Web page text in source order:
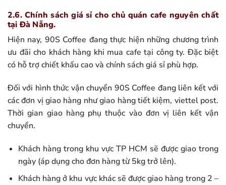
2.6. Chính sách giá sỉ cho chủ quán cafe nguyên chất
tại Đà Nẵng.
Hiện nay, 90S Coffee đang thực hiện những chương trình
ưu đãi cho khách hàng khi mua cafe tại công ty. Đặc biệt
có hỗ trợ chiết khấu cao và chính sách giá sỉ phù hợp.
Đối với hình thức vận chuyển 90S Coffee đang liên kết với
các đơn vị giao hàng như giao hàng tiết kiệm, viettel post.
Thời gian giao hàng phụ thuộc vào đơn vị liên kết vận
chuyển.
Khách hàng trong khu vực TP HCM sẽ được giao trong
ngày (áp dụng cho đơn hàng từ 5kg trở lên).
Khách hàng ở khu vực khác sẽ được giao hàng trong 2 –